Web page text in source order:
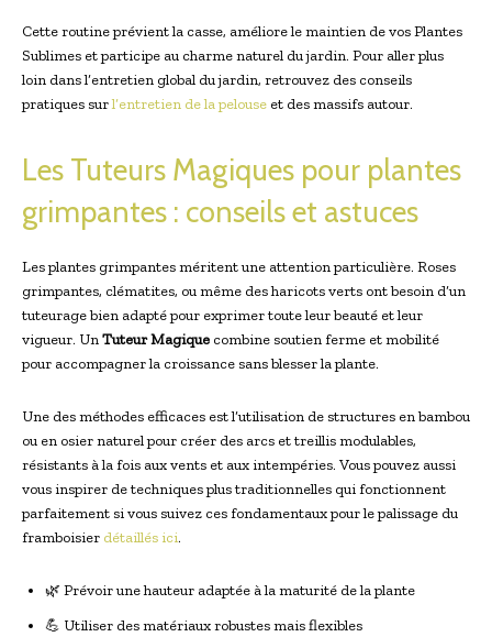
Cette routine prévient la casse, améliore le maintien de vos Plantes
Sublimes et participe au charme naturel du jardin. Pour aller plus
loin dans l’entretien global du jardin, retrouvez des conseils
pratiques surl’entretien de la pelouse et des massifs autour.
Les Tuteurs Magiques pour plantes
grimpantes : conseils et astuces
Les plantes grimpantes méritent une attention particulière. Roses
grimpantes, clématites, ou même des haricots verts ont besoin d’un
tuteurage bien adapté pour exprimer toute leur beauté et leur
vigueur. UnTuteur Magique combine soutien ferme et mobilité
pour accompagner la croissance sans blesser la plante.
Une des méthodes efficaces est l’utilisation de structures en bambou
ou en osier naturel pour créer des arcs et treillis modulables,
résistants à la fois aux vents et aux intempéries. Vous pouvez aussi
vous inspirer de techniques plus traditionnelles qui fonctionnent
parfaitement si vous suivez ces fondamentaux pour le palissage du
framboisier détaillés ici.
🌿 Prévoir une hauteur adaptée à la maturité de la plante
💪 Utiliser des matériaux robustes mais flexibles